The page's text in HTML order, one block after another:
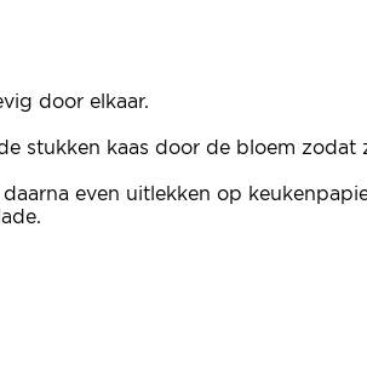
door elkaar.
stukken kaas door de bloem zodat
even uitlekken op